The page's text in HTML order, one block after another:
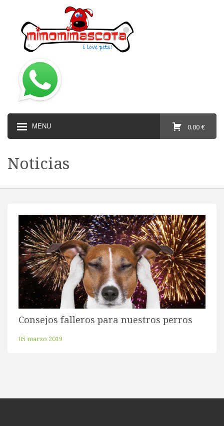
MENU 0,00 €
Noticias
Consejos falleros para nuestros perros
05 marzo 2019